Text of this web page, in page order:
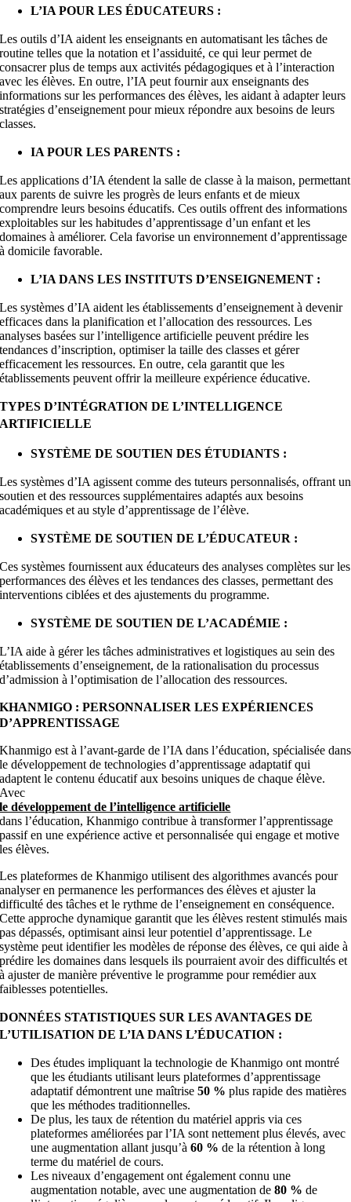
L’IA POUR LES ÉDUCATEURS :
Les outils d’IA aident les enseignants en automatisant les tâches de
routine telles que la notation et l’assiduité, ce qui leur permet de
consacrer plus de temps aux activités pédagogiques et à l’interaction
avec les élèves. En outre, l’IA peut fournir aux enseignants des
informations sur les performances des élèves, les aidant à adapter leurs
stratégies d’enseignement pour mieux répondre aux besoins de leurs
classes.
IA POUR LES PARENTS :
Les applications d’IA étendent la salle de classe à la maison, permettant
aux parents de suivre les progrès de leurs enfants et de mieux
comprendre leurs besoins éducatifs. Ces outils offrent des informations
exploitables sur les habitudes d’apprentissage d’un enfant et les
domaines à améliorer. Cela favorise un environnement d’apprentissage
à domicile favorable.
L’IA DANS LES INSTITUTS D’ENSEIGNEMENT :
Les systèmes d’IA aident les établissements d’enseignement à devenir
efficaces dans la planification et l’allocation des ressources. Les
analyses basées sur l’intelligence artificielle peuvent prédire les
tendances d’inscription, optimiser la taille des classes et gérer
efficacement les ressources. En outre, cela garantit que les
établissements peuvent offrir la meilleure expérience éducative.
TYPES D’INTÉGRATION DE L’INTELLIGENCE
ARTIFICIELLE
SYSTÈME DE SOUTIEN DES ÉTUDIANTS :
Les systèmes d’IA agissent comme des tuteurs personnalisés, offrant un
soutien et des ressources supplémentaires adaptés aux besoins
académiques et au style d’apprentissage de l’élève.
SYSTÈME DE SOUTIEN DE L’ÉDUCATEUR :
Ces systèmes fournissent aux éducateurs des analyses complètes sur les
performances des élèves et les tendances des classes, permettant des
interventions ciblées et des ajustements du programme.
SYSTÈME DE SOUTIEN DE L’ACADÉMIE :
L’IA aide à gérer les tâches administratives et logistiques au sein des
établissements d’enseignement, de la rationalisation du processus
d’admission à l’optimisation de l’allocation des ressources.
KHANMIGO : PERSONNALISER LES EXPÉRIENCES
D’APPRENTISSAGE
Khanmigo est à l’avant-garde de l’IA dans l’éducation, spécialisée dans
le développement de technologies d’apprentissage adaptatif qui
adaptent le contenu éducatif aux besoins uniques de chaque élève.
Avec
le développement de l’intelligence artificielle
dans l’éducation, Khanmigo contribue à transformer l’apprentissage
passif en une expérience active et personnalisée qui engage et motive
les élèves.
Les plateformes de Khanmigo utilisent des algorithmes avancés pour
analyser en permanence les performances des élèves et ajuster la
difficulté des tâches et le rythme de l’enseignement en conséquence.
Cette approche dynamique garantit que les élèves restent stimulés mais
pas dépassés, optimisant ainsi leur potentiel d’apprentissage. Le
système peut identifier les modèles de réponse des élèves, ce qui aide à
prédire les domaines dans lesquels ils pourraient avoir des difficultés et
à ajuster de manière préventive le programme pour remédier aux
faiblesses potentielles.
DONNÉES STATISTIQUES SUR LES AVANTAGES DE
L’UTILISATION DE L’IA DANS L’ÉDUCATION :
Des études impliquant la technologie de Khanmigo ont montré
que les étudiants utilisant leurs plateformes d’apprentissage
adaptatif démontrent une maîtrise50 % plus rapide des matières
que les méthodes traditionnelles.
De plus, les taux de rétention du matériel appris via ces
plateformes améliorées par l’IA sont nettement plus élevés, avec
une augmentation allant jusqu’à60 % de la rétention à long
terme du matériel de cours.
Les niveaux d’engagement ont également connu une
augmentation notable, avec une augmentation de80 % de